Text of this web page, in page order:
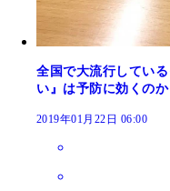
全国で大流行してい
い』は予防に効くのか
2019年01月22日 06:00